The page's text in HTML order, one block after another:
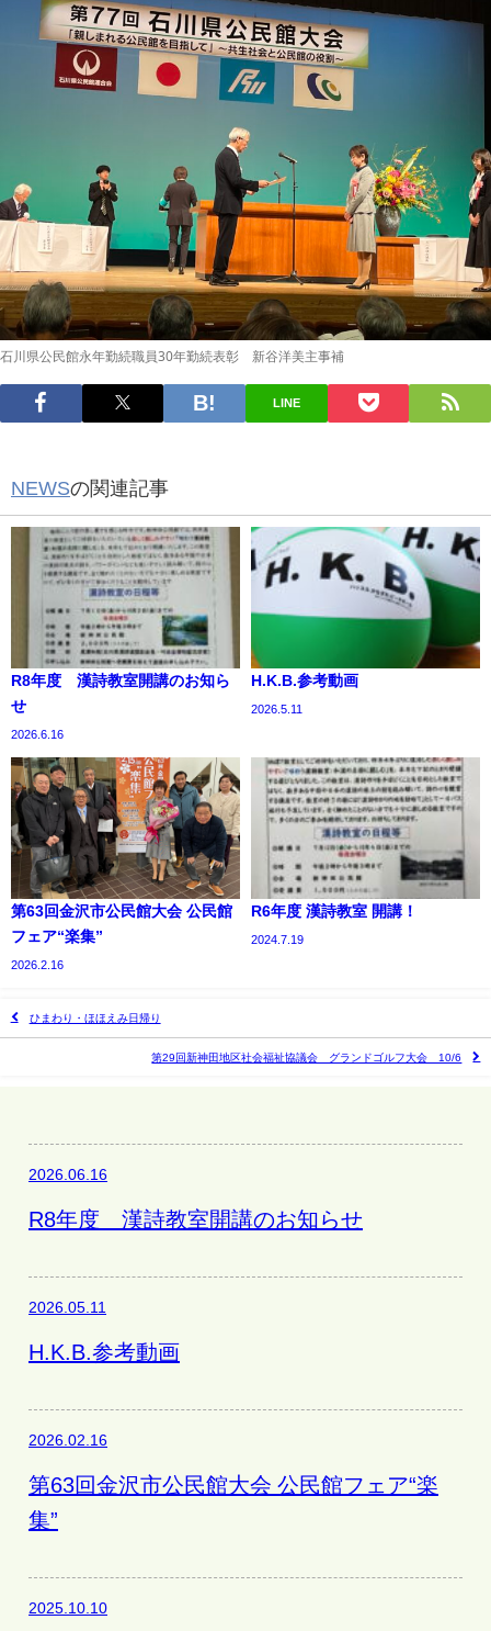
石川県公民館永年勤続職員30年勤続表彰 新谷洋美主事補
LINE
NEWSの関連記事
R8年度 漢詩教室開講のお知ら
せ
2026.6.16
H.K.B.参考動画
2026.5.11
第63回金沢市公民館大会 公民館
フェア“楽集”
2026.2.16
R6年度 漢詩教室 開講！
2024.7.19
ひまわり・ほほえみ日帰り
第29回新神田地区社会福祉協議会 グランドゴルフ大会 10/6
2026.06.16
R8年度 漢詩教室開講のお知らせ
2026.05.11
H.K.B.参考動画
2026.02.16
第63回金沢市公民館大会 公民館フェア“楽
集”
2025.10.10